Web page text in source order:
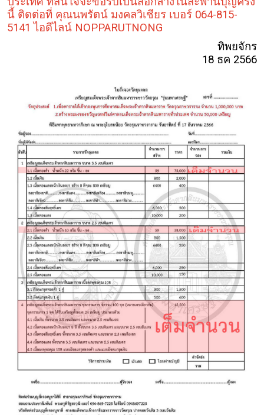
นี้ ติดต่อที่ คุณนพรัตน์ มงคลวิเชียร เบอร์ 064-815-
5141 ไอดีไลน์ NOPPARUTNONG
ทิพยจักร
18 ธค 2566